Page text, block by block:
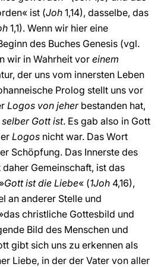
ist (Joh 1,14), dasselbe, das
1,1). Wenn wir hier eine
des Buches Genesis (vgl.
wir in Wahrheit vor einem
der uns vom innersten Leben
Prolog stellt uns vor
Logos von jeherbestanden hat,
selber Gott ist. Es gab also in Gott
Logos nicht war. Das Wort
Schöpfung. Das Innerste des
Gemeinschaft, ist das
Gott ist die Liebe« (1Joh 4,16),
an anderer Stelle und
christliche Gottesbild und
Bild des Menschen und
gibt sich uns zu erkennen als
Liebe, in der der Vater von aller